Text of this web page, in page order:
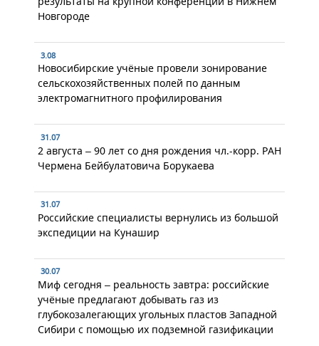
Новгороде
3.08
Новосибирские учёные провели зонирование
сельскохозяйственных полей по данным
электромагнитного профилирования
31.07
2 августа – 90 лет со дня рождения чл.-корр. РАН
Чермена Бейбулатовича Борукаева
31.07
Российские специалисты вернулись из большой
экспедиции на Кунашир
30.07
Миф сегодня – реальность завтра: российские
учёные предлагают добывать газ из
глубокозалегающих угольных пластов Западной
Сибири с помощью их подземной газификации